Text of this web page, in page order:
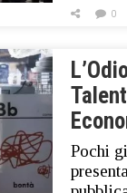
0
Pochi